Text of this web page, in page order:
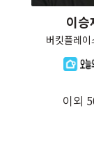
이승
버킷플레
이외